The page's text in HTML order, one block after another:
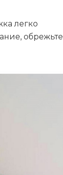
легко
обрежьте